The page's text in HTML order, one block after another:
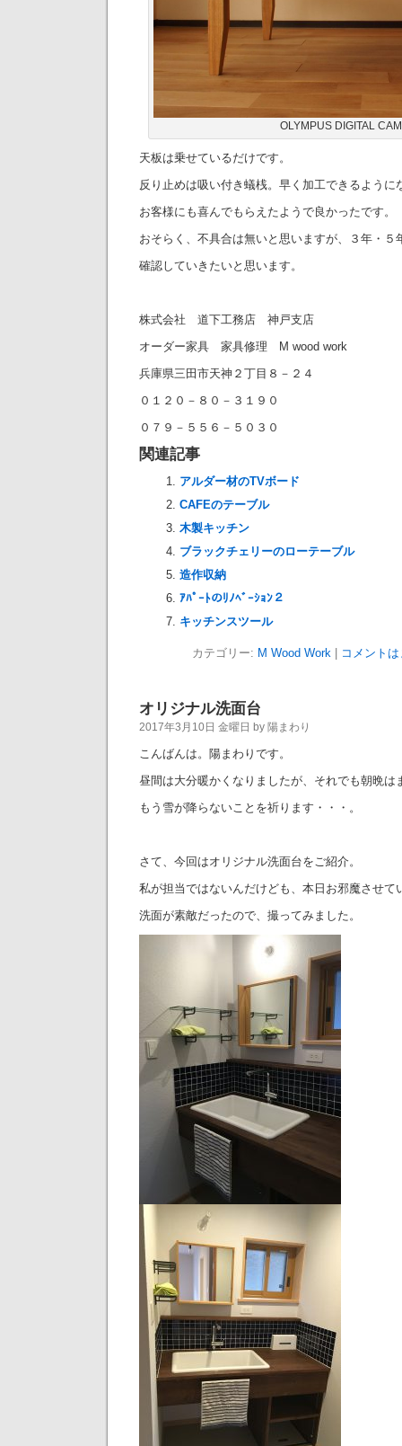
OLYMPUS DIGITAL
天板は乗せているだけです。
反り止めは吸い付き蟻桟。早く加工できるように
お客様にも喜んでもらえたようで良かったです。
おそらく、不具合は無いと思いますが、３年・５
確認していきたいと思います。
株式会社 道下工務店 神戸支店
オーダー家具 家具修理 M wood work
兵庫県三田市天神２丁目８－２４
０１２０－８０－３１９０
０７９－５５６－５０３０
関連記事
アルダー材のTVボード
CAFEのテーブル
木製キッチン
ブラックチェリーのローテーブル
造作収納
ｱﾊﾟｰﾄのﾘﾉﾍﾞｰｼｮﾝ２
キッチンスツール
カテゴリー: M Wood Work| コメント
オリジナル洗面台
2017年3月10日 金曜日 by 陽まわり
こんばんは。陽まわりです。
昼間は大分暖かくなりましたが、それでも朝晩は
もう雪が降らないことを祈ります・・・。
さて、今回はオリジナル洗面台をご紹介。
私が担当ではないんだけども、本日お邪魔させて
洗面が素敵だったので、撮ってみました。